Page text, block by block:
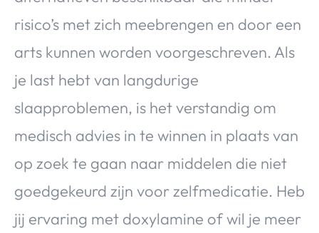
risico’s met zich meebrengen en door een
arts kunnen worden voorgeschreven. Als
je last hebt van langdurige
slaapproblemen, is het verstandig om
medisch advies in te winnen in plaats van
op zoek te gaan naar middelen die niet
goedgekeurd zijn voor zelfmedicatie. Heb
jij ervaring met doxylamine of wil je meer